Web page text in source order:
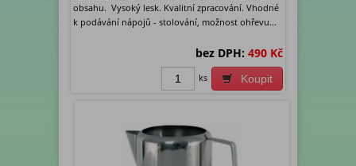
obsahu. Vysoký lesk. Kvalitní zpracování. Vhodné
k podávání nápojů - stolování, možnost ohřevu...
bez DPH: 490 Kč
Koupit
ks